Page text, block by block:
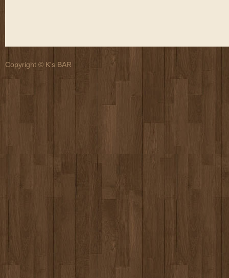
Copyright © K's BAR